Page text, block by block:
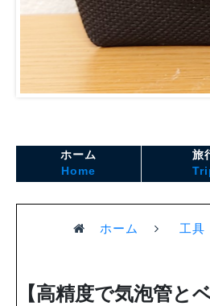
ホーム
Home
旅
ホーム 工具
【高精度で気泡管と